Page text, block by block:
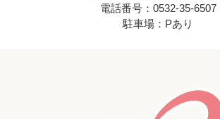
電話番号：0532-35-6507
駐車場：Pあり